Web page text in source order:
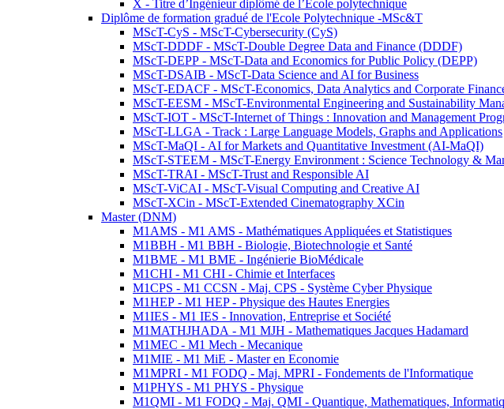
X - Titre d’Ingénieur diplômé de l’École polytechnique
Diplôme de formation gradué de l'Ecole Polytechnique -MSc&T
MScT-CyS - MScT-Cybersecurity (CyS)
MScT-DDDF - MScT-Double Degree Data and Finance (DDDF)
MScT-DEPP - MScT-Data and Economics for Public Policy (DEPP)
MScT-DSAIB - MScT-Data Science and AI for Business
MScT-EDACF - MScT-Economics, Data Analytics and Corporate
MScT-EESM - MScT-Environmental Engineering and Sustainability
MScT-IOT - MScT-Internet of Things : Innovation and Management
MScT-LLGA - Track : Large Language Models, Graphs and Applications
MScT-MaQI - AI for Markets and Quantitative Investment (AI-MaQI)
MScT-STEEM - MScT-Energy Environment : Science Technology &
MScT-TRAI - MScT-Trust and Responsible AI
MScT-ViCAI - MScT-Visual Computing and Creative AI
MScT-XCin - MScT-Extended Cinematography XCin
Master (DNM)
M1AMS - M1 AMS - Mathématiques Appliquées et Statistiques
M1BBH - M1 BBH - Biologie, Biotechnologie et Santé
M1BME - M1 BME - Ingénierie BioMédicale
M1CHI - M1 CHI - Chimie et Interfaces
M1CPS - M1 CCSN - Maj. CPS - Système Cyber Physique
M1HEP - M1 HEP - Physique des Hautes Energies
M1IES - M1 IES - Innovation, Entreprise et Société
M1MATHJHADA - M1 MJH - Mathematiques Jacques Hadamard
M1MEC - M1 Mech - Mecanique
M1MIE - M1 MiE - Master en Economie
M1MPRI - M1 FODQ - Maj. MPRI - Fondements de l'Informatique
M1PHYS - M1 PHYS - Physique
M1QMI - M1 FODQ - Maj. QMI - Quantique, Mathematiques,